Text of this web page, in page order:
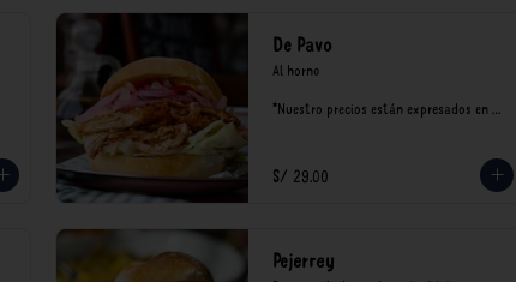
De Pavo
Al horno
*Nuestro precios están expresados en
S/ 29.00
Pejerrey